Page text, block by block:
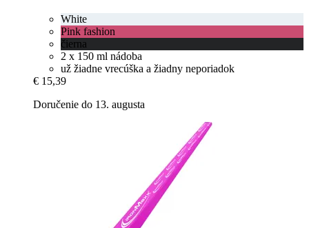
White
Pink fashion
čierna
2 x 150 ml nádoba
už žiadne vrecúška a žiadny neporiadok
€ 15,39
Doručenie do 13. augusta